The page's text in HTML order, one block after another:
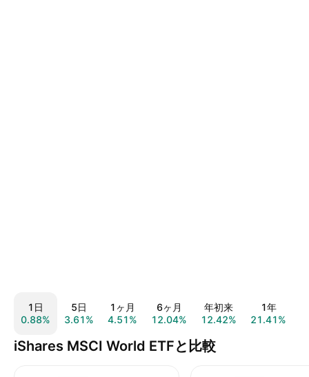
1日
0.88%
5日
3.61%
1ヶ月
4.51%
6ヶ月
12.04%
年初来
12.42%
1年
21.41%
iShares MSCI World ETFと比較